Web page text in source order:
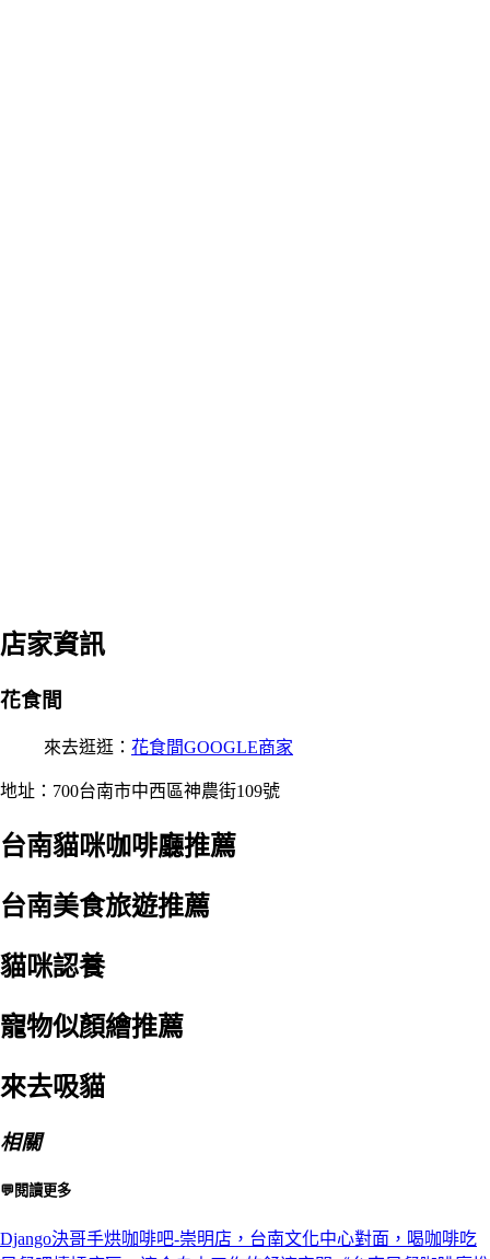
店家資訊
花食間
來去逛逛： 花食間GOOGLE商家
地址：700台南市中西區神農街109號
台南貓咪咖啡廳推薦
台南美食旅遊推薦
貓咪認養
寵物似顏繪推薦
來去吸貓
相關
💬閱讀更多
Django決哥手烘咖啡吧-崇明店，台南文化中心對面，喝咖啡吃